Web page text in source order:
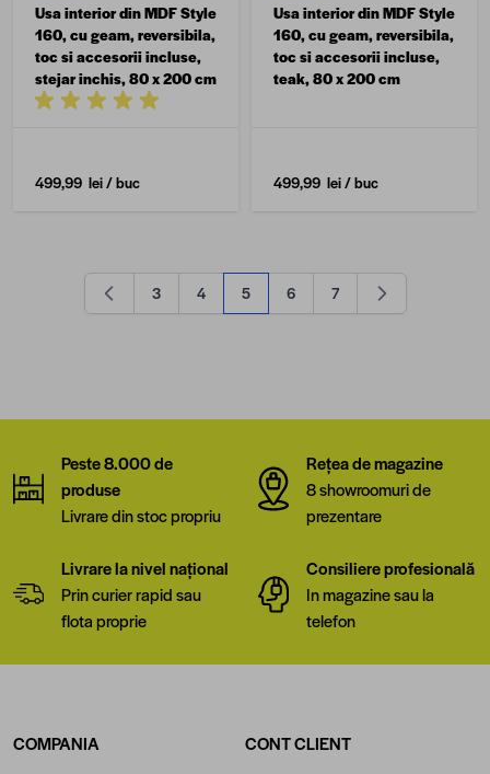
Usa interior din MDF Style
160, cu geam, reversibila,
toc si accesorii incluse,
stejar inchis, 80 x 200 cm
499,99 lei/ buc
Usa interior din MDF Style
160, cu geam, reversibila,
toc si accesorii incluse,
teak, 80 x 200 cm
499,99 lei/ buc
Pagină
3 Pagină
4 în acest moment citești pagina
5 Pagină
6 Pagină
7
Peste 8.000 de
produse
Livrare din stoc propriu
Rețea de magazine
8 showroomuri de
prezentare
Livrare la nivel național
Prin curier rapid sau
flota proprie
Consiliere profesională
In magazine sau la
telefon
COMPANIA
CONT CLIENT